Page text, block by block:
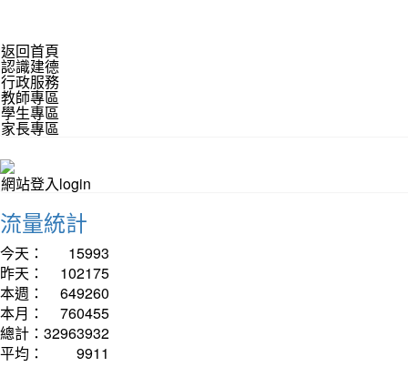
返回首頁
認識建德
行政服務
教師專區
學生專區
家長專區
網站登入login
流量統計
今天：
15993
昨天：
102175
本週：
649260
本月：
760455
總計： 32963932
平均：
9911